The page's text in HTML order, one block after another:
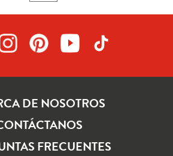
DE NOSOTROS
FRECUENTES